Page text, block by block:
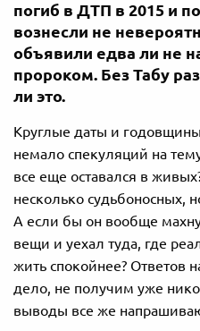
погиб в ДТП в 2015 и
вознесли не
объявили едва ли не
пророком. Без Табу
ли это.
Круглые даты и
немало спекуляций на
все еще оставался в
несколько судьбоносных,
А если бы он вообще
вещи и уехал туда, где
жить спокойнее? Ответов
дело, не получим уже
выводы все же